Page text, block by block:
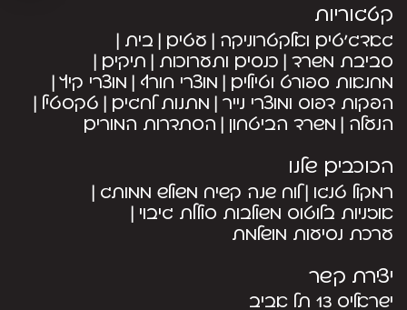
קטגוריות
גאדג’טים ואלקטרוניקה עטים בית
סביבת משרד כנסים ותערוכות תיקים
מחנאות ספורט וטיולים מוצרי חורף מוצרי קיץ
הפקות דפוס ומוצרי נייר מתנות לחגים טקסטיל
הנעלה משרד הביטחון הסתדרות המורים
הכוכבים שלנו
רמקול טנגו לוח שנה קשיח משולש ממותג
אוזניות בלוטוס משולבות סוללת גיבוי
ערכת נסיעות מושלמת
יצירת קשר
ישראליס 13 תל אביב